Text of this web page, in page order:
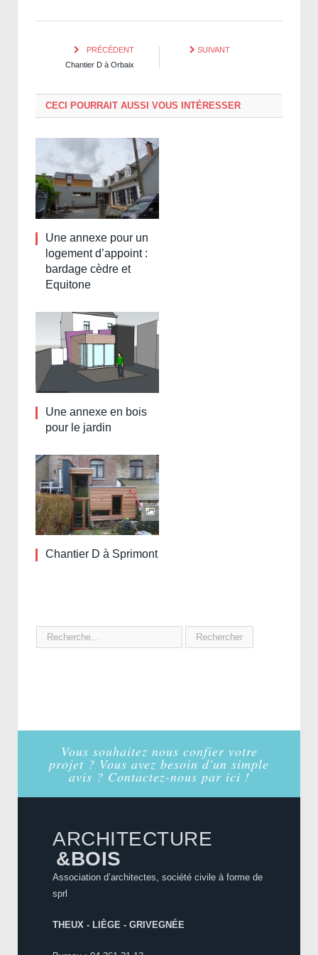
PRÉCÉDENT
Chantier D à Orbaix
SUIVANT
CECI POURRAIT AUSSI VOUS INTÉRESSER
Une annexe pour un
logement d’appoint :
bardage cèdre et
Equitone
Une annexe en bois
pour le jardin
Chantier D à Sprimont
Vous souhaitez nous confier votre
projet ? Vous avez besoin d'un simple
avis ? Contactez-nous par ici !
ARCHITECTURE
&BOIS
Association d’architectes, société civile à forme de
sprl
THEUX - LIÈGE - GRIVEGNÉE